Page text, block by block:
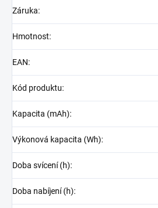
Záruka:
Hmotnost:
EAN:
Kód produktu:
Kapacita (mAh):
Výkonová kapacita (Wh):
Doba svícení (h):
Doba nabíjení (h):